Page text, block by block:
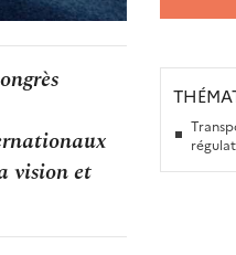
vision et